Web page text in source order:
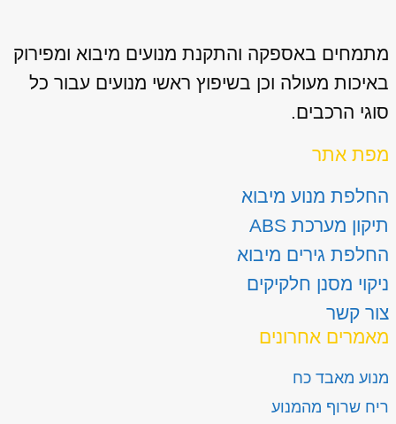
מתמחים באספקה והתקנת מנועים מיבוא ומפירוק
באיכות מעולה וכן בשיפוץ ראשי מנועים עבור כל
סוגי הרכבים.
מפת אתר
החלפת מנוע מיבוא
תיקון מערכת ABS
החלפת גירים מיבוא
ניקוי מסנן חלקיקים
צור קשר
מאמרים אחרונים
מנוע מאבד כח
ריח שרוף מהמנוע